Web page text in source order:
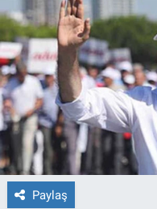
Paylaş
Ege'den Esintiler
Eğitim
Eğlence
Ekonomi
Forum
İletişim